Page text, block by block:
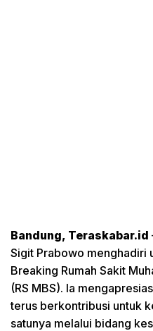
Bandung, Teraskabar.id
Sigit Prabowo menghadiri
Breaking Rumah Sakit
(RS MBS). Ia
terus berkontribusi untuk
satunya melalui bidang